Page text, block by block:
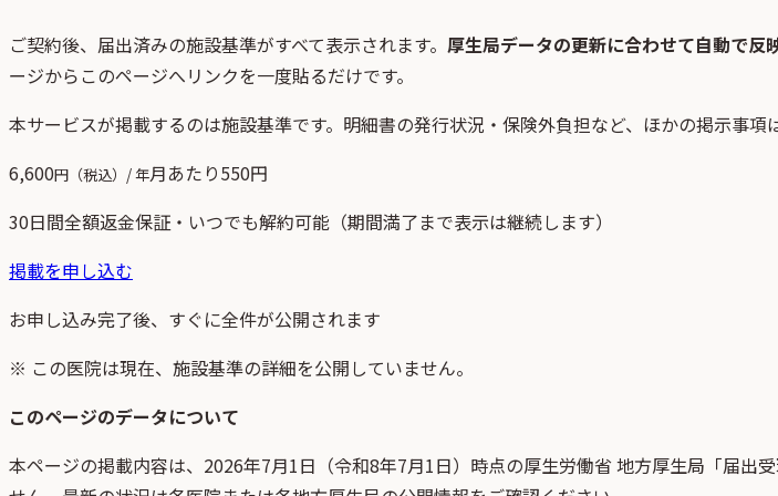
ご契約後、 届出済みの施設基準がすべて表示されます。 厚生局データの更新に合わせて自動で反
ージからこのページへリンクを一度貼るだけです。
本サービスが掲載するのは施設基準です。明細書の発行状況・保険外負担など、ほかの掲示事項
6,600円（税込）/ 年月あたり550円
30日間全額返金保証・いつでも解約可能（期間満了まで表示は継続します）
掲載を申し込む
お申し込み完了後、すぐに全件が公開されます
※ この医院は現在、施設基準の詳細を公開していません。
このページのデータについて
本ページの掲載内容は、 2026年7月1日 （令和8年7月1日）時点の厚生労働省 地方厚生局「届出受